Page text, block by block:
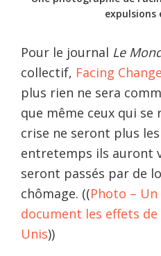
expulsions
Pour le journal Le
collectif, Facing Change
plus rien ne sera
que même ceux qui
crise ne seront plus
entretemps ils auront
seront passés par de
chômage. ((Photo –
document les effets
Unis))